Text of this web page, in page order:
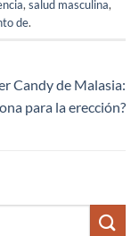
, salud masculina,
de.
Candy de Malasia:
para la erección?